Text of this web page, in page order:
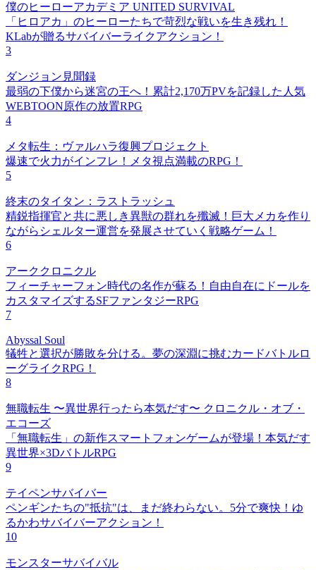
僕のヒーローアカデミア UNITED SURVIVAL
「ヒロアカ」のヒーローたちで苛烈な戦いを生き残れ！
KLabが贈るサバイバーライクアクション！
3
ダンジョン見聞録
最弱の下僕から迷宮の王へ！累計2,170万PVを記録した人気
WEBTOON原作の放置RPG
4
メタ転生：ヴァルハラ復興プロジェクト
爆速で火力がインフレ！メタ視点満載のRPG！
5
終末のタイタン：ラストラッシュ
精鋭指揮官と共に悪しき異獣の群れを殲滅！巨大メカを作り
ながらシェルター運営を発展させていく戦略ゲーム！
6
アーククロニクル
フィーチャーフォン時代の名作が蘇る！自由自在にドールを
カスタマイズするSFファンタジーRPG
7
Abyssal Soul
犠牲と選択が勝敗を分ける。夢の深淵に挑むカードバトルロ
ーグライクRPG！
8
無職転生 〜異世界行ったら本気だす〜 クロニクル・オブ・
エコーズ
「無職転生」の新作スマートフォンゲームが登場！本気だす
異世界×3DバトルRPG
9
テイペンサバイバー
ペンギンたちの"抵抗"は、まだ終わらない。5分で爽快！ゆ
るかわサバイバーアクション！
10
モンスターサバイバル